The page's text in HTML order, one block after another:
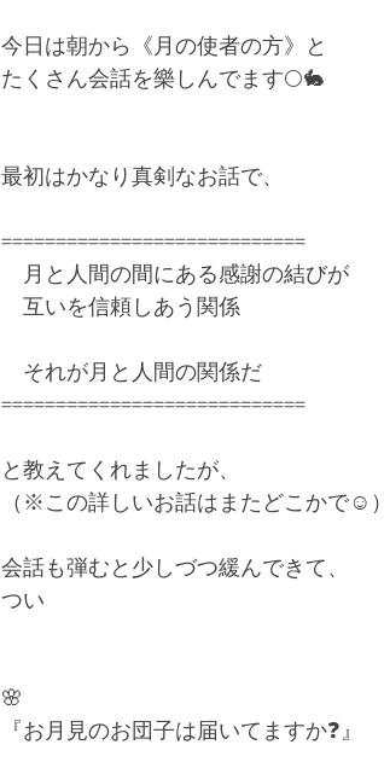
今日は朝から《月の使者の方》と
たくさん会話を樂しんでます🌕🐇
最初はかなり真剣なお話で、
============================
月と人間の間にある感謝の結びが
互いを信頼しあう関係
それが月と人間の関係だ
============================
と教えてくれましたが、
（※この詳しいお話はまたどこかで☺️）
会話も弾むと少しづつ緩んできて、
つい
🌸
『お月見のお団子は届いてますか❓』